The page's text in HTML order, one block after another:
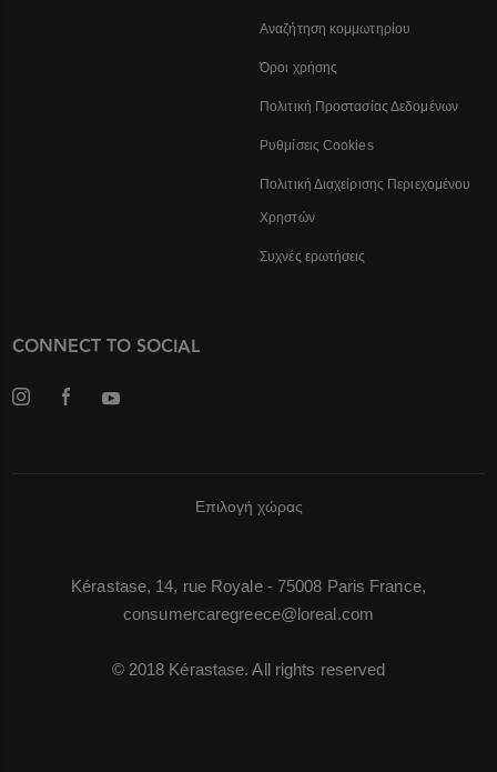
Αναζήτηση κομμωτηρίου
Όροι χρήσης
Πολιτική Προστασίας Δεδομένων
Ρυθμίσεις Cookies
Πολιτική Διαχείρισης Περιεχομένου
Χρηστών
Συχνές ερωτήσεις
CONNECT TO SOCIAL
Επιλογή χώρας
Kérastase, 14, rue Royale - 75008 Paris France,
consumercaregreece@loreal.com
© 2018 Kérastase. All rights reserved